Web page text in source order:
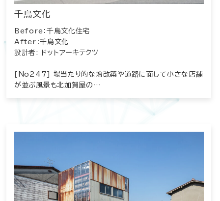
千鳥文化
Before：千鳥文化住宅
After：千鳥文化
設計者: ドットアーキテクツ
[No247] 場当たり的な増改築や道路に面して小さな店舗
が並ぶ風景も北加賀屋の…